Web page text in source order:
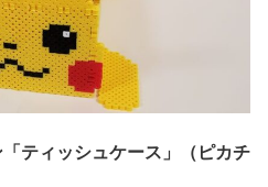
ティッシュケース」（ピカチ